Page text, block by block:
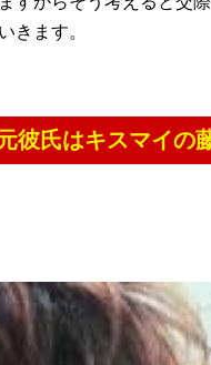
きます。
彼氏はキスマイの